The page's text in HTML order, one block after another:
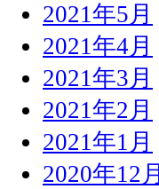
2021年5月
2021年4月
2021年3月
2021年2月
2021年1月
2020年12月